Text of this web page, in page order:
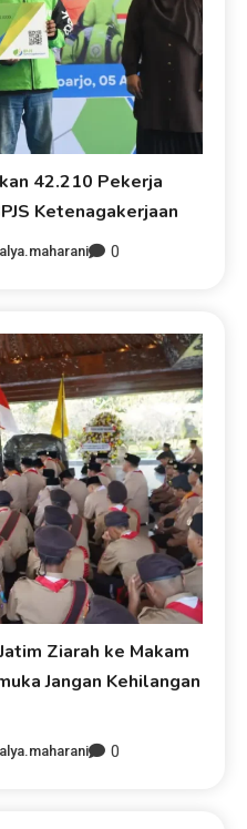
42.210 Pekerja
Ketenagakerjaan
alya.maharani 0
Ziarah ke Makam
Jangan Kehilangan
alya.maharani 0